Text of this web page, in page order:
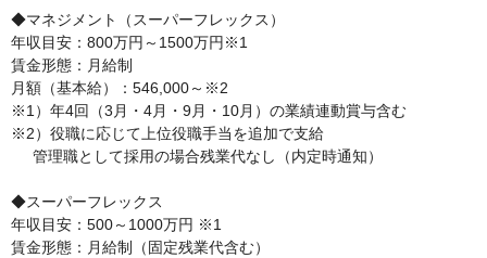
◆マネジメント（スーパーフレックス）
年収目安：800万円～1500万円※1
賃金形態：月給制
月額（基本給）：546,000～※2
※1）年4回（3月・4月・9月・10月）の業績連動賞与含む
※2）役職に応じて上位役職手当を追加で支給
◆スーパーフレックス
年収目安：500～1000万円 ※1
賃金形態：月給制（固定残業代含む）